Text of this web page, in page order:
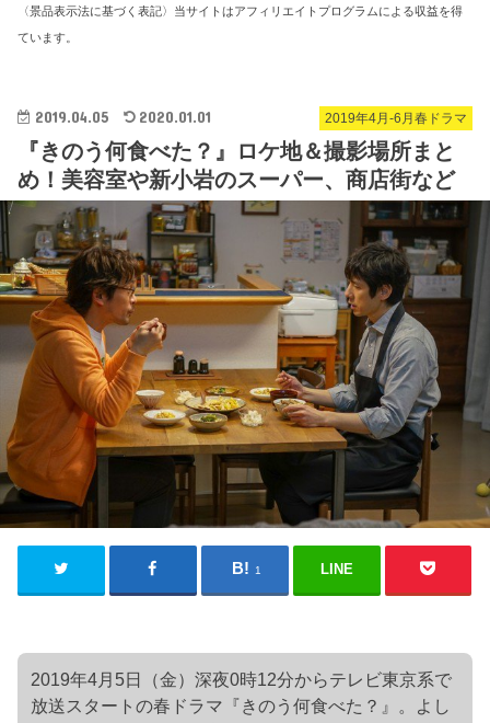
〈景品表示法に基づく表記〉当サイトはアフィリエイトプログラムによる収益を得
ています。
2019年4月-6月春ドラマ
2019.04.05 2020.01.01
『きのう何食べた？』ロケ地＆撮影場所まと
め！美容室や新小岩のスーパー、商店街など
1 LINE
2019年4月5日（金）深夜0時12分からテレビ東京系で
放送スタートの春ドラマ『きのう何食べた？』。よし